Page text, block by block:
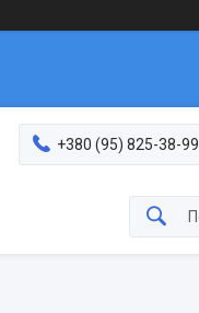
+380 (95) 825-38-99